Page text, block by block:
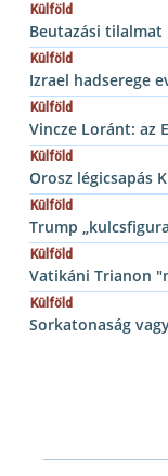
Külföld
Beutazási
Külföld
Izrael hadserege
Külföld
Vincze Loránt: az
Külföld
Orosz légicsapás
Külföld
Trump
Külföld
Vatikáni Trianon
Külföld
Sorkatonaság